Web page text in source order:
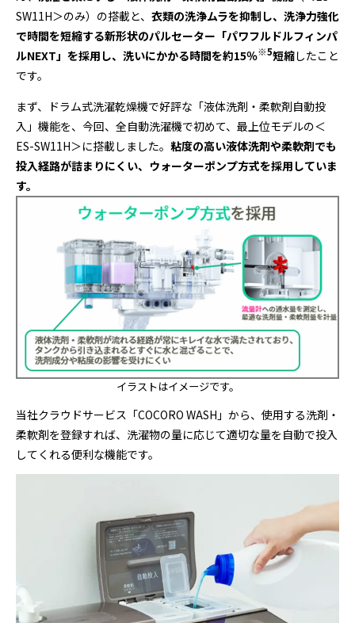
SW11H＞のみ）の搭載と、 衣類の洗浄ムラを抑制し、洗浄力強化
で時間を短縮する新形状のパルセーター「パワフルドルフィンパ
ルNEXT 」を採用し、洗いにかかる時間を約15％※5短縮したこと
です。
まず、ドラム式洗濯乾燥機で好評な「液体洗剤・柔軟剤自動投
入」機能を、今回、全自動洗濯機で初めて、最上位モデルの＜
ES-SW11H＞に搭載しました。 粘度の高い液体洗剤や柔軟剤でも
投入経路が詰まりにくい、ウォーターポンプ方式を採用していま
す。
イラストはイメージです。
当社クラウドサービス「COCORO WASH」から、使用する洗剤・
柔軟剤を登録すれば、洗濯物の量に応じて適切な量を自動で投入
してくれる便利な機能です。